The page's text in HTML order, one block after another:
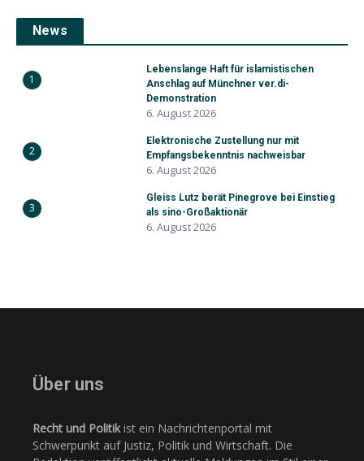
News
1
Lebenslange Haft für islamistischen
Anschlag auf Münchner ver.di-
Demonstration
6. August 2026
2
Elektronische Zustellung nur mit
Empfangsbekenntnis nachweisbar
6. August 2026
3
Gleiss Lutz berät Pinegrove bei Einstieg
als sino-Großaktionär
6. August 2026
Über uns
Recht und Politikist ein Nachrichtenportal mit
Schwerpunkt auf Justiz, Politik und Wirtschaft. Die